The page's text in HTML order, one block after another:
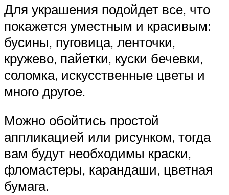
Для украшения подойдет все, что
покажется уместным и красивым:
бусины, пуговица, ленточки,
кружево, пайетки, куски бечевки,
соломка, искусственные цветы и
много другое.
Можно обойтись простой
аппликацией или рисунком, тогда
вам будут необходимы краски,
фломастеры, карандаши, цветная
бумага.